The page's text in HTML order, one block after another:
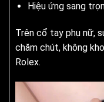
Hiệu ứng sang
Trên cổ tay phụ nữ,
chăm chút, không
Rolex.